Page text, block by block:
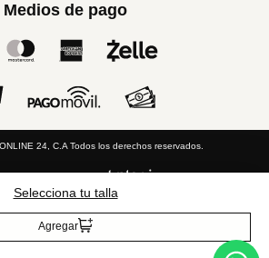
Selecciona tu talla
Agregar
Medios de pago
24, C.A Todos los derechos reservados.